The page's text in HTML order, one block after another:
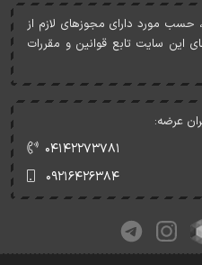
حسب مورد دارای مجوزهای لازم از
اين سايت تابع قوانين و مقررات
عرضه:
۰۴۱۴۲۲۷۳۷۸۱
۰۹۲۱۶۴۲۶۳۸۴